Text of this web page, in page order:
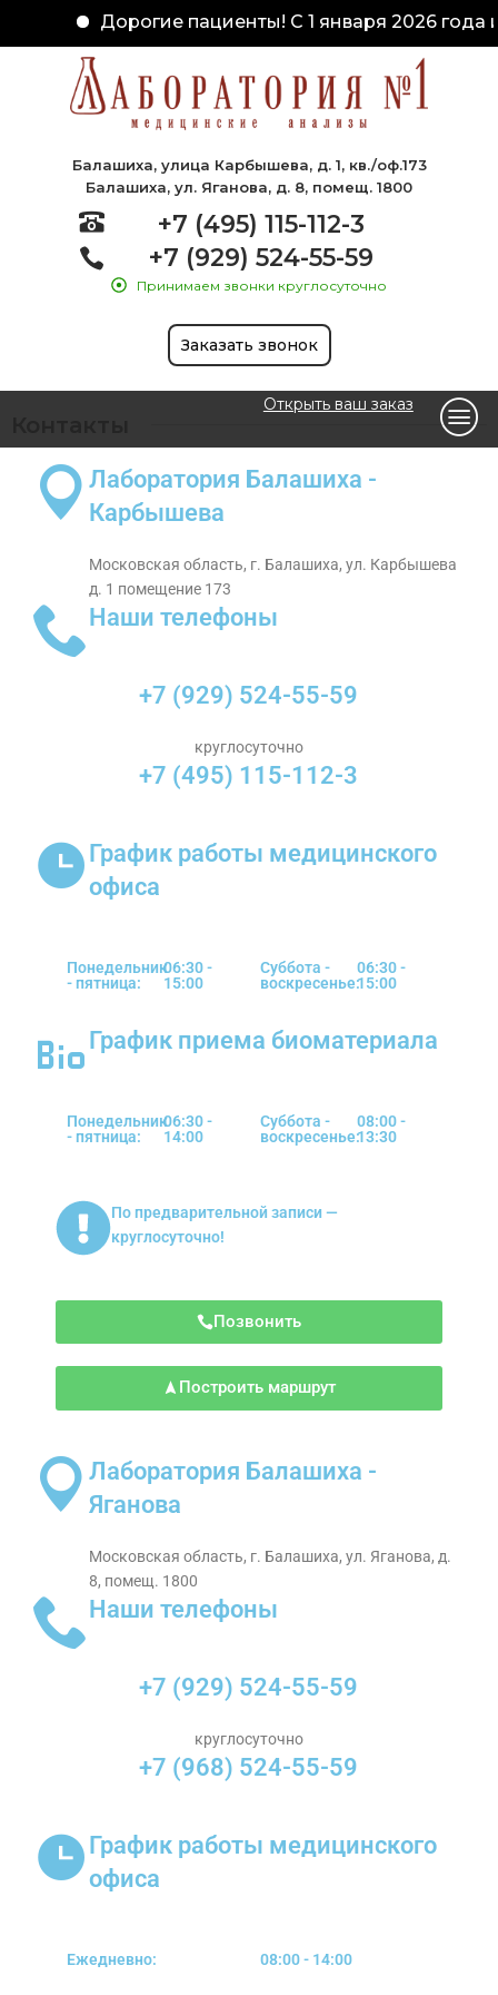
Дорогие пациенты! С 1 января 2026 года
Балашиха, улица Карбышева, д. 1, кв./оф.173
Балашиха, ул. Яганова, д. 8, помещ. 1800
+7 (495) 115-112-3
+7 (929) 524-55-59
Принимаем звонки круглосуточно
Заказать звонок
Открыть ваш заказ
Лаборатория Балашиха -
Карбышева
Московская область, г. Балашиха, ул. Карбышева
д. 1 помещение 173
Наши телефоны
+7 (929) 524-55-59
круглосуточно
+7 (495) 115-112-3
График работы медицинского
офиса
Понедельник
- пятница:
06:30 -
15:00
Суббота -
воскресенье:
06:30 -
15:00
График приема биоматериала
Понедельник
- пятница:
06:30 -
14:00
Суббота -
воскресенье:
08:00 -
13:30
По предварительной записи —
круглосуточно!
Позвонить
Построить маршрут
Лаборатория Балашиха -
Яганова
Московская область, г. Балашиха, ул. Яганова, д.
8, помещ. 1800
Наши телефоны
+7 (929) 524-55-59
круглосуточно
+7 (968) 524-55-59
График работы медицинского
офиса
Ежедневно: 08:00 - 14:00